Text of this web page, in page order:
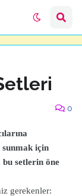
0
sunmak için
setlerin öne
gerekenler: